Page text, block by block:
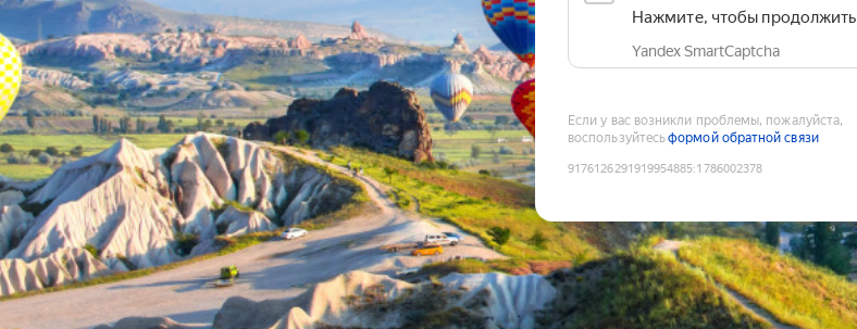
Нажмите, чтобы продолжить
Yandex SmartCaptcha
Если у вас возникли проблемы, пожалуйста,
воспользуйтесьформой обратной связи
9176126291919954885:1786002378